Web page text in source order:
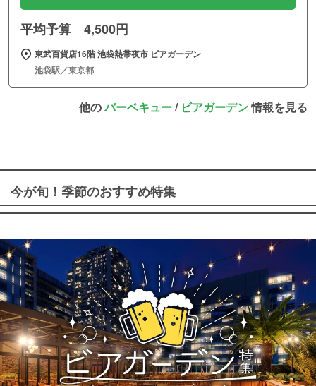
平均予算 4,500円
東武百貨店16階 池袋熱帯夜市 ビアガーデン
池袋駅／東京都
他のバーベキュー/ ビアガーデン情報を見る
今が旬！季節のおすすめ特集